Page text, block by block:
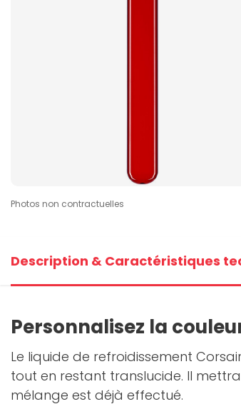
Photos non contractuelles
Description & Caractéristiques
Personnalisez la
Le liquide de refroidissement
tout en restant translucide. Il
mélange est déjà effectué.